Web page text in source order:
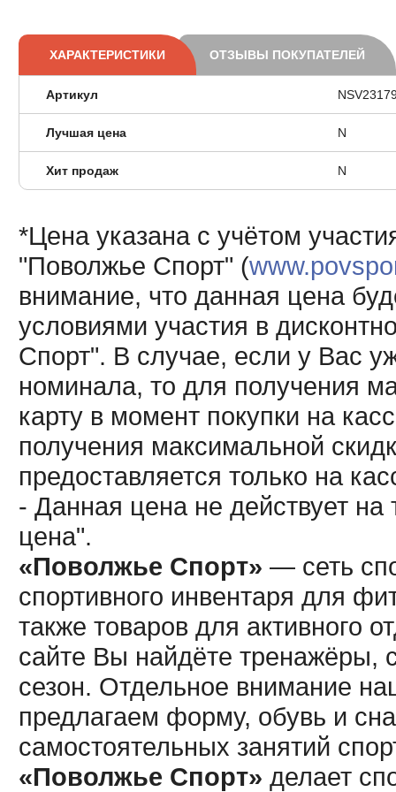
ХАРАКТЕРИСТИКИ ОТЗЫВЫ ПОКУПАТЕЛЕЙ
Артикул
Лучшая цена N
Хит продаж N
*Цена указана с учётом
"Поволжье Спорт" (
внимание, что данная цена
условиями участия в
Спорт". В случае, если у Вас
номинала, то для получения
карту в момент покупки на
получения максимальной
предоставляется только на
- Данная цена не действует
цена".
«Поволжье Спорт» — сеть
спортивного инвентаря для
также товаров для активного
сайте Вы найдёте тренажёры,
сезон. Отдельное внимание
предлагаем форму, обувь и
самостоятельных занятий
«Поволжье Спорт» делает